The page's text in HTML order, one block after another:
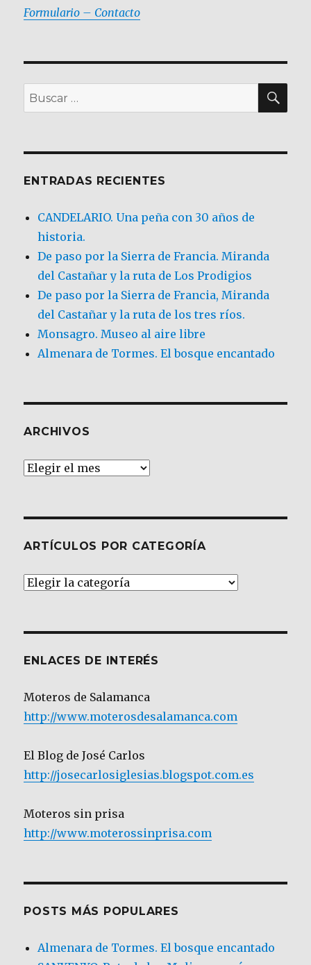
Formulario – Contacto
Buscar
por:
ENTRADAS RECIENTES
CANDELARIO. Una peña con 30 años de
historia.
De paso por la Sierra de Francia. Miranda
del Castañar y la ruta de Los Prodigios
De paso por la Sierra de Francia, Miranda
del Castañar y la ruta de los tres ríos.
Monsagro. Museo al aire libre
Almenara de Tormes. El bosque encantado
ARCHIVOS
Archivos
ARTÍCULOS POR CATEGORÍA
Artículos
ENLACES DE INTERÉS
Moteros de Salamanca
http://www.moterosdesalamanca.com
El Blog de José Carlos
http://josecarlosiglesias.blogspot.com.es
Moteros sin prisa
http://www.moterossinprisa.com
POSTS MÁS POPULARES
Almenara de Tormes. El bosque encantado